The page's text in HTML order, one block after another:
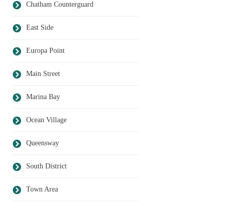
Chatham Counterguard
East Side
Europa Point
Main Street
Marina Bay
Ocean Village
Queensway
South District
Town Area